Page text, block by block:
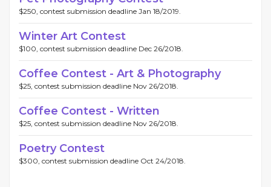
$250, contest submission deadline Jan 18/2019.
Winter Art Contest
$100, contest submission deadline Dec 26/2018.
Coffee Contest - Art & Photography
$25, contest submission deadline Nov 26/2018.
Coffee Contest - Written
$25, contest submission deadline Nov 26/2018.
Poetry Contest
$300, contest submission deadline Oct 24/2018.